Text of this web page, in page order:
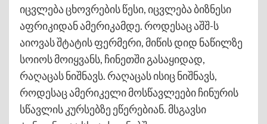
იცვლება ცხოვრების წესი, იცვლება ბიზნესი
აფრიკიდან ამერიკამდე. როდესაც აშშ-ს
აიოვას შტატის ფერმერი, მიწის დიდ ნაწილზე
სოიოს მოიყვანს, ჩინეთში გასაყიდად,
რაღაცას ნიშნავს. რაღაცას ისიც ნიშნავს,
როდესაც ამერიკელი მოსწავლეები ჩინურის
სწავლის კურსებზე ეწერებიან. მსგავსი